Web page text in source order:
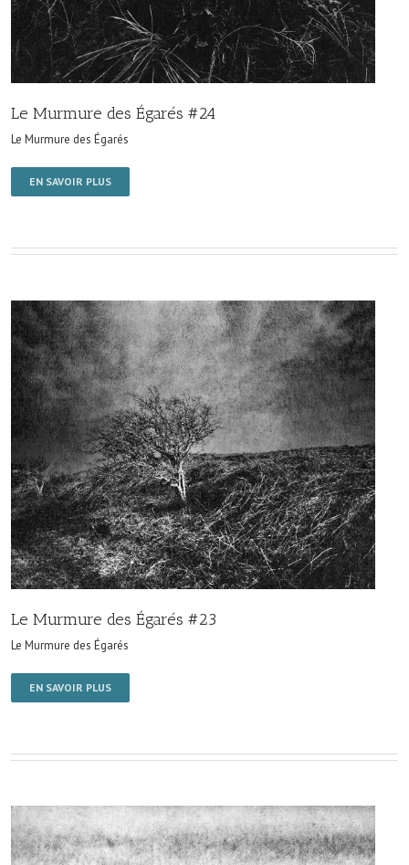
Le Murmure des Égarés #24
Le Murmure des Égarés
EN SAVOIR PLUS
Le Murmure des Égarés #23
Le Murmure des Égarés
EN SAVOIR PLUS